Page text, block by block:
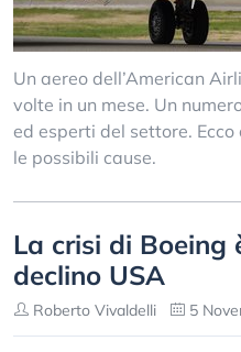
Un aereo dell’American
volte in un mese. Un
ed esperti del settore.
le possibili cause.
La crisi di Boeing
declino USA
Roberto Vivaldelli 5